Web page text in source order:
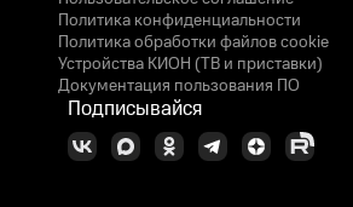
Политика конфиденциальности
Политика обработки файлов cookie
Устройства КИОН (ТВ и приставки)
Документация пользования ПО
Подписывайся